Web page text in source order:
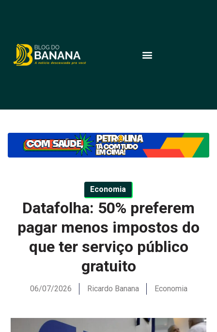
Economia
Datafolha: 50% preferem
pagar menos impostos do
que ter serviço público
gratuito
06/07/2026 Ricardo Banana Economia